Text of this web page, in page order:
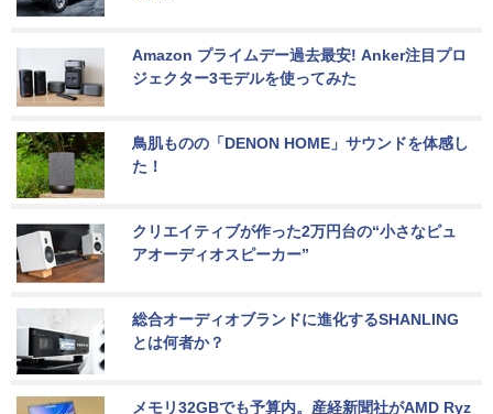
Amazon プライムデー過去最安! Anker注目プロ
ジェクター3モデルを使ってみた
鳥肌ものの「DENON HOME」サウンドを体感し
た！
クリエイティブが作った2万円台の“小さなピュ
アオーディオスピーカー”
総合オーディオブランドに進化するSHANLING
とは何者か？
メモリ32GBでも予算内。産経新聞社がAMD Ryz